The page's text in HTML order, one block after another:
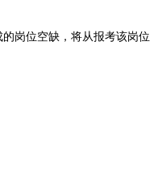
岗位空缺，将从报考该岗位